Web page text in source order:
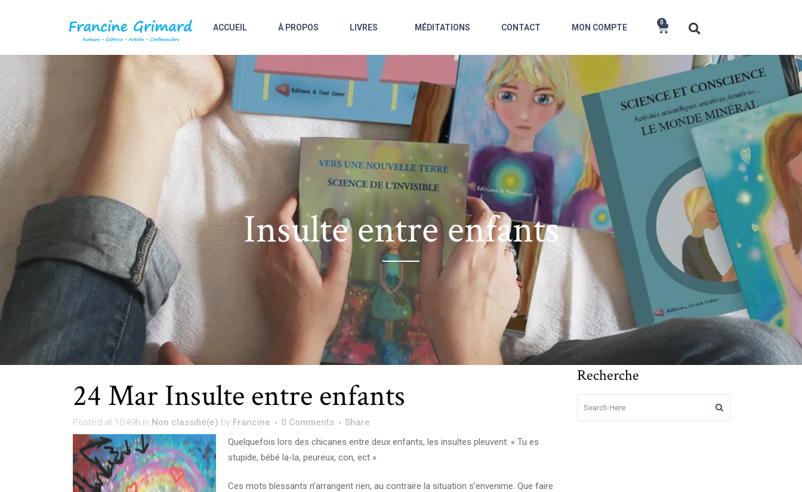
ACCUEIL À PROPOS LIVRES MÉDITATIONS CONTACT MON COMPTE
0
Insulte entre enfants
24 Mar Insulte entre enfants
Posted at 10:49h in Non classifié(e) by Francine 0 Comments
Share
Quelquefois lors des chicanes entre deux enfants, les insultes pleuvent: « Tu es
stupide, bébé la-la, peureux, con, ect »
Ces mots blessants n’arrangent rien, au contraire la situation s’envenime. Que faire
Recherche